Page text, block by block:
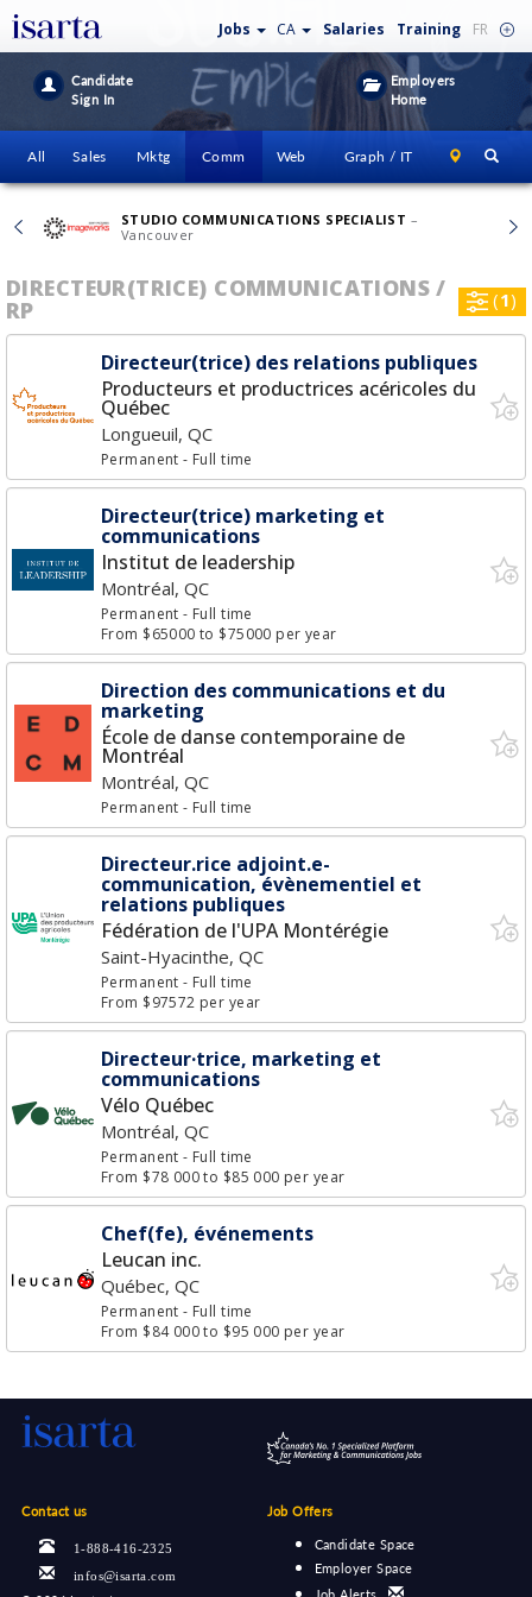
Jobs CA Salaries Training FR
Candidate
Sign In
Employers
Home
All Sales Mktg Comm Web Graph / IT
STUDIO COMMUNICATIONS SPECIALIST –
Vancouver
DIRECTEUR(TRICE) COMMUNICATIONS /
RP (1)
Directeur(trice) des relations publiques
Producteurs et productrices acéricoles du
Québec
Longueuil, QC
Permanent- Full time
Directeur(trice) marketing et
communications
Institut de leadership
Montréal, QC
Permanent- Full time
From $65000 to $75000 per year
Direction des communications et du
marketing
École de danse contemporaine de
Montréal
Montréal, QC
Permanent- Full time
Directeur.rice adjoint.e-
communication, évènementiel et
relations publiques
Fédération de l'UPA Montérégie
Saint-Hyacinthe, QC
Permanent- Full time
From $97572 per year
Directeur·trice, marketing et
communications
Vélo Québec
Montréal, QC
Permanent- Full time
From $78 000 to $85 000 per year
Chef(fe), événements
Leucan inc.
Québec, QC
Permanent- Full time
From $84 000 to $95 000 per year
Contact us
1-888-416-2325
infos@isarta.com
Job Offers
Candidate Space
Employer Space